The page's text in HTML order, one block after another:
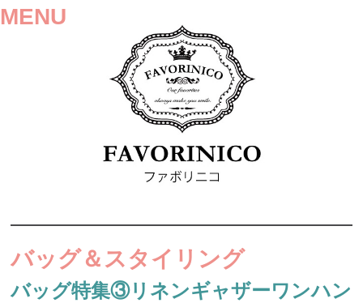
MENU
TO
CONTENT
バッグ＆スタイリング
バッグ特集③リネンギャザーワンハン